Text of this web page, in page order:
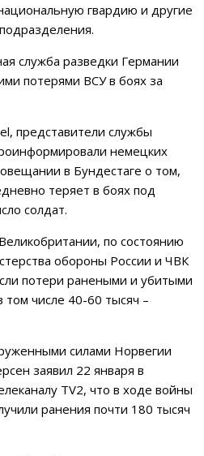
гвардию и другие
служба разведки Германии
потерями ВСУ в боях за
представители службы
немецких
в Бундестаге о том,
теряет в боях под
солдат.
по состоянию
обороны России и ЧВК
потери ранеными и убитыми
числе 40-60 тысяч –
силами Норвегии
заявил 22 января в
TV2, что в ходе войны
ранения почти 180 тысяч